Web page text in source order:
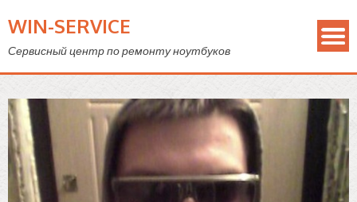
WIN-SERVICE
Сервисный центр по ремонту ноутбуков